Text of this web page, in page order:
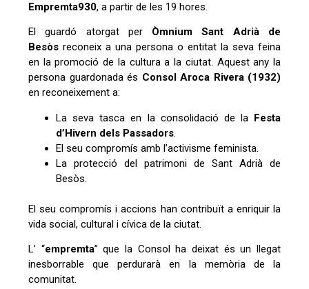
Empremta930, a partir de les 19 hores.
El guardó atorgat per Òmnium Sant Adrià de
Besòs reconeix a una persona o entitat la seva feina
en la promoció de la cultura a la ciutat. Aquest any la
persona guardonada és Consol Aroca Rivera (1932)
en reconeixement a:
La seva tasca en la consolidació de la Festa
d’Hivern dels Passadors.
El seu compromís amb l’activisme feminista.
La protecció del patrimoni de Sant Adrià de
Besòs.
El seu compromís i accions han contribuït a enriquir la
vida social, cultural i cívica de la ciutat.
L’ “empremta” que la Consol ha deixat és un llegat
inesborrable que perdurarà en la memòria de la
comunitat.